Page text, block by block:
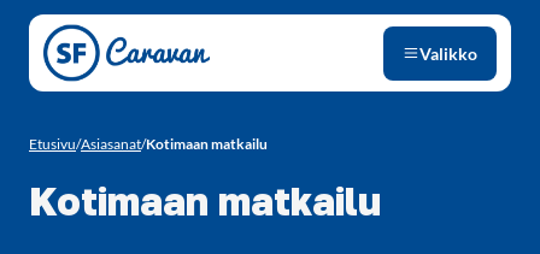
Siirry sivun sisältöön
Valikko
Etusivu/Asiasanat/Kotimaan matkailu
Kotimaan matkailu